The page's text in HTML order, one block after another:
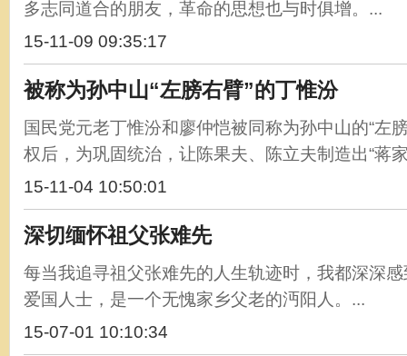
多志同道合的朋友，革命的思想也与时俱增。...
15-11-09 09:35:17
被称为孙中山“左膀右臂”的丁惟汾
国民党元老丁惟汾和廖仲恺被同称为孙中山的“左
权后，为巩固统治，让陈果夫、陈立夫制造出“蒋
15-11-04 10:50:01
深切缅怀祖父张难先
每当我追寻祖父张难先的人生轨迹时，我都深深
爱国人士，是一个无愧家乡父老的沔阳人。...
15-07-01 10:10:34